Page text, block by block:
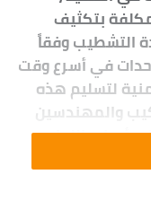
بتكثيف
، مع جودة التشطيب وفقاً
في أسرع وقت
لتسليم هذه
والمهندسين
وأعطى اللواء